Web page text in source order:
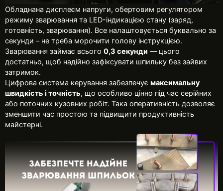
Обладнана дисплеєм напруги, обертовим регулятором
режиму зварювання та LED-індикацією стану (заряд,
готовність, зварювання). Все налаштовується буквально за
секунди – не треба морочити голову інструкцією.
Зварювання займає всього 0,3 секунди — цього
достатньо, щоб надійно зафіксувати шпильку без зайвих
затримок.
Цифрова система керування забезпечує максимальну
швидкість і точність, що особливо цінно під час серійних
або поточних кузовних робіт. Така оперативність дозволяє
зменшити час простою та підвищити продуктивність
майстерні.